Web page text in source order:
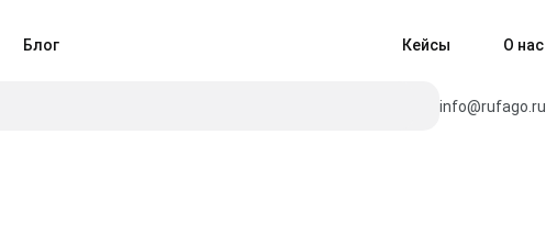
Блог Кейсы О нас
info@rufago.ru